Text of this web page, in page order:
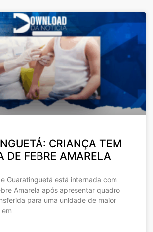
CRIANÇA TEM
DE FEBRE AMARELA
Guaratinguetá está internada com
Amarela após apresentar quadro
para uma unidade de maior